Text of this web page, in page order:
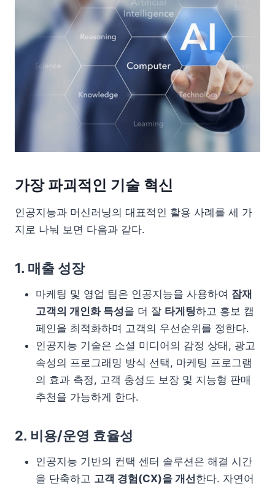
가장 파괴적인 기술 혁신
인공지능과 머신러닝의 대표적인 활용 사례를 세 가
지로 나눠 보면 다음과 같다.
1. 매출 성장
마케팅 및 영업 팀은 인공지능을 사용하여 잠재
고객의 개인화 특성을 더 잘 타게팅하고 홍보 캠
페인을 최적화하며 고객의 우선순위를 정한다.
인공지능 기술은 소셜 미디어의 감정 상태, 광고
속성의 프로그래밍 방식 선택, 마케팅 프로그램
의 효과 측정, 고객 충성도 보장 및 지능형 판매
추천을 가능하게 한다.
2. 비용/운영 효율성
인공지능 기반의 컨택 센터 솔루션은 해결 시간
을 단축하고 고객 경험(CX)을 개선한다. 자연어